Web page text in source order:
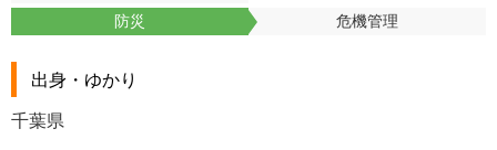
防災
危機管理
出身・ゆかり
千葉県